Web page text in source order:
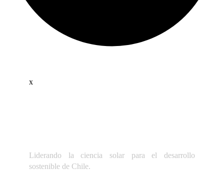
x
Liderando la ciencia solar para el desarrollo
sostenible de Chile.